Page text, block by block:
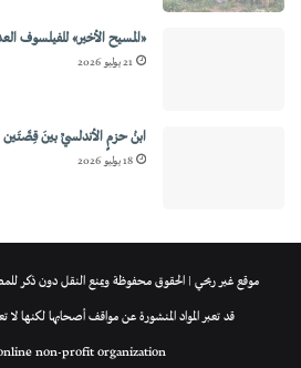
«المسيح الأخير» للفيلسوف
21 يوليو 2026
ابنُ حزمٍ الأندلسيِّ بينَ قِصَّتَين
18 يوليو 2026
موقع غير ربحي | الحقوق محفوظة ويمنع النقل دون ذكر للمصدر
قد تعبر المواد المنشورة عن مواقف أصحابها لكنها لا
non-profit organization